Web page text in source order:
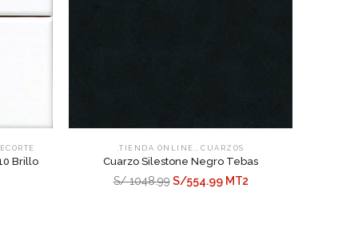
Brillo
.TIENDA ONLINE. , CUARZOS
Cuarzo Silestone Negro Tebas
S/ 1048.99S/554.99 MT2